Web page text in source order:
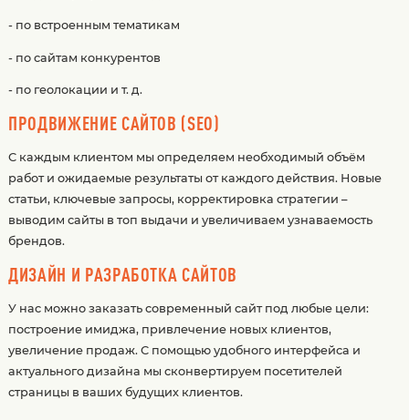
- по встроенным тематикам
- по сайтам конкурентов
- по геолокации и т. д.
ПРОДВИЖЕНИЕ САЙТОВ (SEO)
С каждым клиентом мы определяем необходимый объём
работ и ожидаемые результаты от каждого действия. Новые
статьи, ключевые запросы, корректировка стратегии –
выводим сайты в топ выдачи и увеличиваем узнаваемость
брендов.
ДИЗАЙН И РАЗРАБОТКА САЙТОВ
У нас можно заказать современный сайт под любые цели:
построение имиджа, привлечение новых клиентов,
увеличение продаж. С помощью удобного интерфейса и
актуального дизайна мы сконвертируем посетителей
страницы в ваших будущих клиентов.